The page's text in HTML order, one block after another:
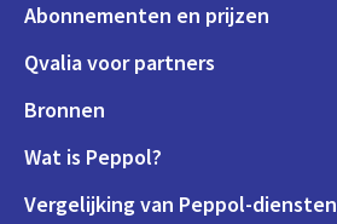
Abonnementen en prijzen
Qvalia voor partners
Bronnen
Wat is Peppol?
Vergelijking van Peppol-diensten